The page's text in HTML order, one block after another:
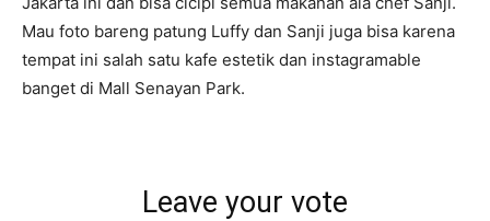
Mau foto bareng patung Luffy dan Sanji juga bisa karena
tempat ini salah satu kafe estetik dan instagramable
banget di Mall Senayan Park.
Leave your vote